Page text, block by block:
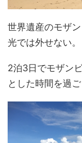
世界遺産のモザ
光では外せない。
2泊3日でモザン
とした時間を過ご